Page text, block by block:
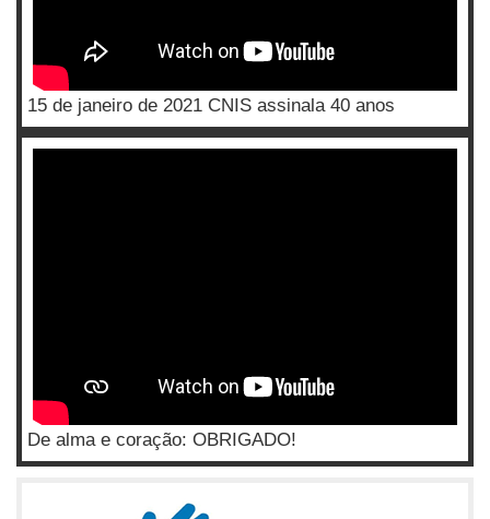
15 de janeiro de 2021 CNIS assinala 40 anos
De alma e coração: OBRIGADO!